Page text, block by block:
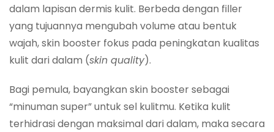
dalam lapisan dermis kulit. Berbeda dengan filler
yang tujuannya mengubah volume atau bentuk
wajah, skin booster fokus pada peningkatan kualitas
kulit dari dalam (skin quality).
Bagi pemula, bayangkan skin booster sebagai
“minuman super” untuk sel kulitmu. Ketika kulit
terhidrasi dengan maksimal dari dalam, maka secara